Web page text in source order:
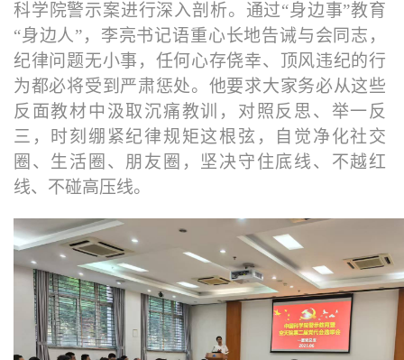
科学院警示案进行深入剖析。通过“身边事”教育
“身边人”，李亮书记语重心长地告诫与会同志，
纪律问题无小事，任何心存侥幸、顶风违纪的行
为都必将受到严肃惩处。他要求大家务必从这些
反面教材中汲取沉痛教训，对照反思、举一反
三，时刻绷紧纪律规矩这根弦，自觉净化社交
圈、生活圈、朋友圈，坚决守住底线、不越红
线、不碰高压线。